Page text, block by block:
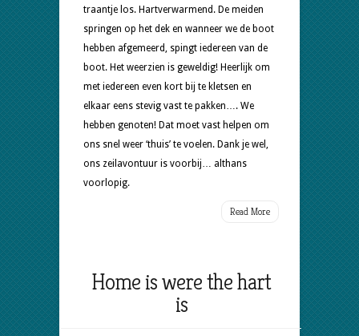
traantje los. Hartverwarmend. De meiden
springen op het dek en wanneer we de boot
hebben afgemeerd, spingt iedereen van de
boot. Het weerzien is geweldig! Heerlijk om
met iedereen even kort bij te kletsen en
elkaar eens stevig vast te pakken…. We
hebben genoten! Dat moet vast helpen om
ons snel weer ‘thuis’ te voelen. Dank je wel,
ons zeilavontuur is voorbij… althans
voorlopig.
Read More
Home is were the hart
is